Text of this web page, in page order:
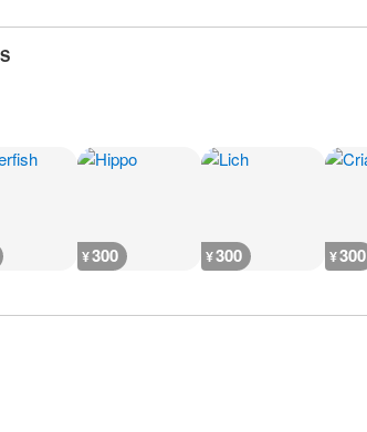
¥300 ¥300 ¥300